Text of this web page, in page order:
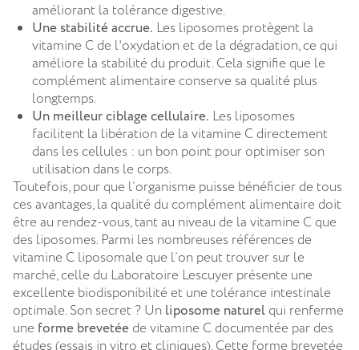
améliorant la tolérance digestive.
Une stabilité accrue. Les liposomes protègent la
vitamine C de l'oxydation et de la dégradation, ce qui
améliore la stabilité du produit. Cela signifie que le
complément alimentaire conserve sa qualité plus
longtemps.
Un meilleur ciblage cellulaire. Les liposomes
facilitent la libération de la vitamine C directement
dans les cellules : un bon point pour optimiser son
utilisation dans le corps.
Toutefois, pour que l’organisme puisse bénéficier de tous
ces avantages, la qualité du complément alimentaire doit
être au rendez-vous, tant au niveau de la vitamine C que
des liposomes. Parmi les nombreuses références de
vitamine C liposomale que l’on peut trouver sur le
marché, celle du Laboratoire Lescuyer présente une
excellente biodisponibilité et une tolérance intestinale
optimale. Son secret ? Un liposome naturel qui renferme
une forme brevetéede vitamine C documentée par des
études (essais in vitro et cliniques). Cette forme brevetée